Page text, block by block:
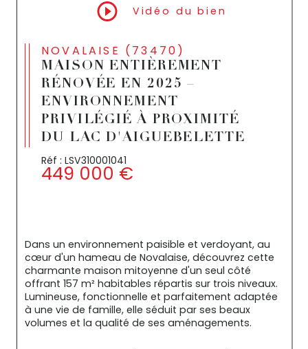
Vidéo du bien
NOVALAISE (73470)
MAISON ENTIÈREMENT
RÉNOVÉE EN 2025 –
ENVIRONNEMENT
PRIVILÉGIÉ À PROXIMITÉ
DU LAC D'AIGUEBELETTE
Réf : LSV310001041
449 000 €
Dans un environnement paisible et verdoyant, au
cœur d'un hameau de Novalaise, découvrez cette
charmante maison mitoyenne d'un seul côté
offrant 157 m² habitables répartis sur trois niveaux.
Lumineuse, fonctionnelle et parfaitement adaptée
à une vie de famille, elle séduit par ses beaux
volumes et la qualité de ses aménagements.